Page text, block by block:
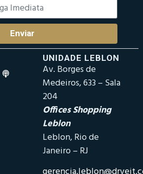
Enviar
UNIDADE LEBLON
Av. Borges de
Medeiros, 633 – Sala
204
Offices Shopping
Leblon
Leblon, Rio de
Janeiro – RJ